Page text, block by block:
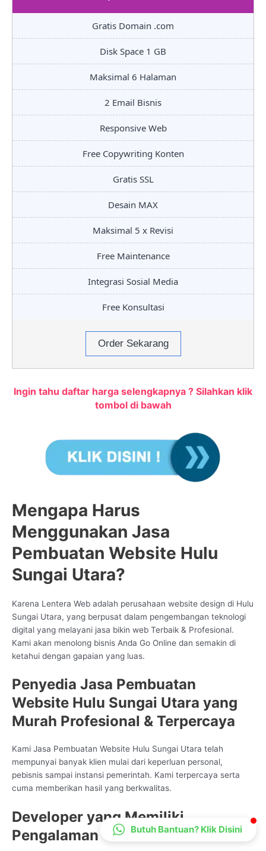
Gratis Domain .com
Disk Space 1 GB
Maksimal 6 Halaman
2 Email Bisnis
Responsive Web
Free Copywriting Konten
Gratis SSL
Desain MAX
Maksimal 5 x Revisi
Free Maintenance
Integrasi Sosial Media
Free Konsultasi
Order Sekarang
Ingin tahu daftar harga selengkapnya ? Silahkan klik
tombol di bawah
Mengapa Harus
Menggunakan Jasa
Pembuatan Website Hulu
Sungai Utara?
Karena Lentera Web adalah perusahaan website design di Hulu
Sungai Utara, yang berpusat dalam pengembangan teknologi
digital yang melayani jasa bikin web Terbaik & Profesional.
Kami akan menolong bisnis Anda Go Online dan semakin di
ketahui dengan gapaian yang luas.
Penyedia Jasa Pembuatan
Website Hulu Sungai Utara yang
Murah Profesional & Terpercaya
Kami Jasa Pembuatan Website Hulu Sungai Utara telah
mempunyai banyak klien mulai dari keperluan personal,
pebisnis sampai instansi pemerintah. Kami terpercaya serta
cuma memberikan hasil yang berkwalitas.
Developer yang Memiliki
Pengalaman
CS Lenteraweb
Butuh Bantuan? Klik Disini